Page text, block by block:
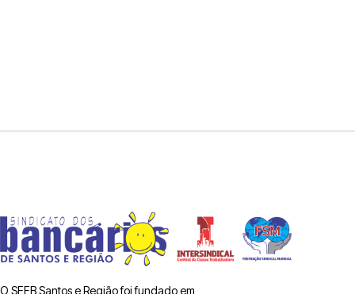
O SEEB Santos e Região foi fundado em